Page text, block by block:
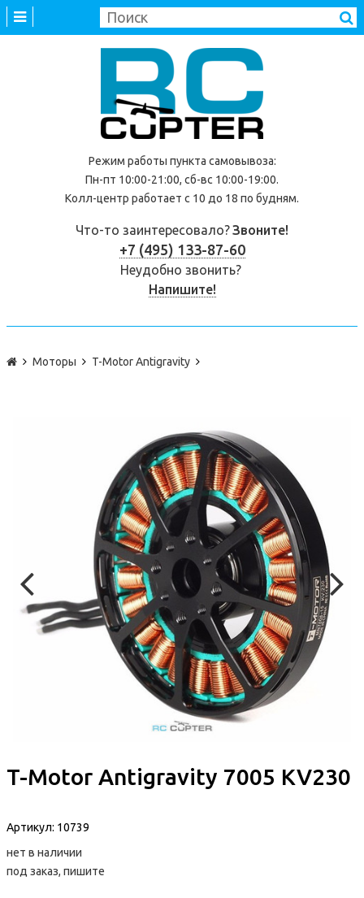
Режим работы пункта самовывоза:
Пн-пт 10:00-21:00, сб-вс 10:00-19:00.
Колл-центр работает с 10 до 18 по будням.
Что-то заинтересовало?Звоните!
+7 (495) 133-87-60
Неудобно звонить?
Напишите!
Моторы T-Motor Antigravity
T-Motor Antigravity 7005 KV230
Артикул: 10739
нет в наличии
под заказ, пишите